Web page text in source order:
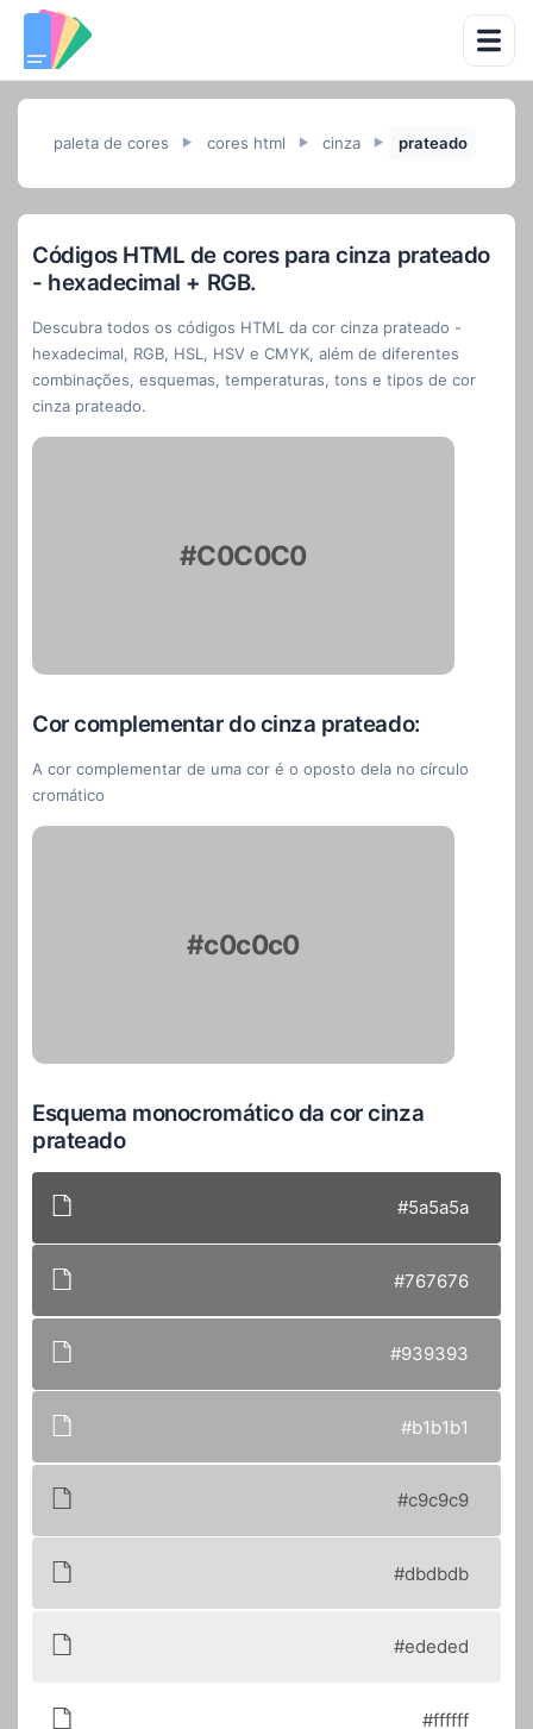
paleta de cores ► cores html ► cinza ► prateado
Códigos HTML de cores para cinza prateado
- hexadecimal + RGB.
Descubra todos os códigos HTML da cor cinza prateado -
hexadecimal, RGB, HSL, HSV e CMYK, além de diferentes
combinações, esquemas, temperaturas, tons e tipos de cor
cinza prateado.
#C0C0C0
Cor complementar do cinza prateado:
A cor complementar de uma cor é o oposto dela no círculo
cromático
#c0c0c0
Esquema monocromático da cor cinza
prateado
#5a5a5a
#767676
#939393
#b1b1b1
#c9c9c9
#dbdbdb
#ededed
#ffffff